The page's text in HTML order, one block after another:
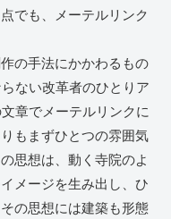
でも、メーテルリンク
の手法にかかわるもの
ない改革者のひとりア
章でメーテルリンクに
もまずひとつの雰囲気
思想は、動く寺院のよ
メージを生み出し、ひ
の思想には建築も形態